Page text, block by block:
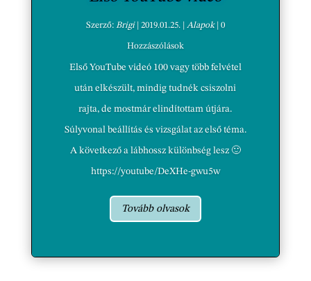
Szerző: Brigi| 2019.01.25.| Alapok| 0
Hozzászólások
Első YouTube videó 100 vagy több felvétel
után elkészült, mindig tudnék csiszolni
rajta, de mostmár elindítottam útjára.
Súlyvonal beállítás és vizsgálat az első téma.
A következő a lábhossz különbség lesz 🙂
https://youtube/DeXHe-gwu5w
Tovább olvasok